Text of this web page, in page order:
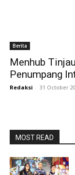
Berita
Menhub
Penumpang
Redaksi - 31 October
MOST READ